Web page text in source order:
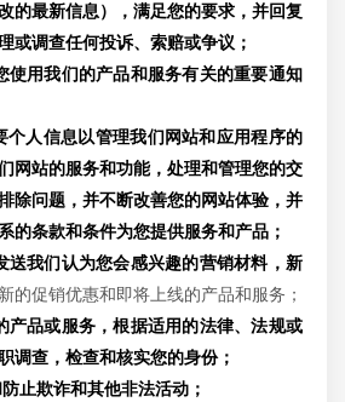
的最新信息），满足您的要求，并回复
或调查任何投诉、索赔或争议；
使用我们的产品和服务有关的重要通知
个人信息以管理我们网站和应用程序的
网站的服务和功能，处理和管理您的交
除问题，并不断改善您的网站体验，并
的条款和条件为您提供服务和产品；
送我们认为您会感兴趣的营销材料，新
的促销优惠和即将上线的产品和服务；
产品或服务，根据适用的法律、法规或
调查，检查和核实您的身份；
止欺诈和其他非法活动；